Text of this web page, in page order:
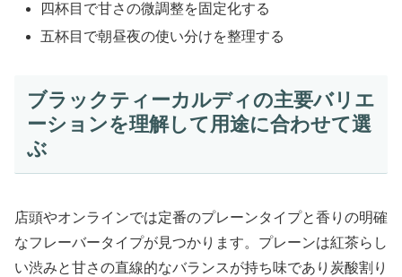
四杯目で甘さの微調整を固定化する
五杯目で朝昼夜の使い分けを整理する
ブラックティーカルディの主要バリエ
ーションを理解して用途に合わせて選
ぶ
店頭やオンラインでは定番のプレーンタイプと香りの明確
なフレーバータイプが見つかります。プレーンは紅茶らし
い渋みと甘さの直線的なバランスが持ち味であり炭酸割り